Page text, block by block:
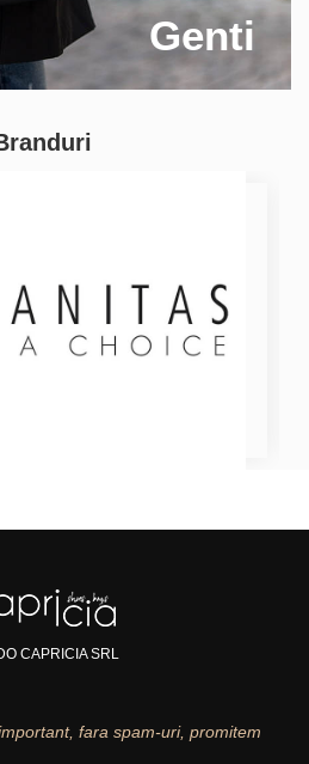
Genti
CAPRICIA SRL
fara spam-uri, promitem